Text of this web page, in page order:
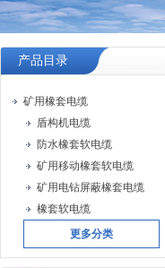
产品目录
矿用橡套电缆
盾构机电缆
防水橡套软电缆
矿用移动橡套软电缆
矿用电钻屏蔽橡套电缆
橡套软电缆
更多分类